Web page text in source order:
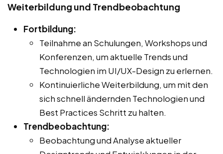
Weiterbildung und Trendbeobachtung
Fortbildung:
Teilnahme an Schulungen, Workshops und
Konferenzen, um aktuelle Trends und
Technologien im UI/UX-Design zu erlernen.
Kontinuierliche Weiterbildung, um mit den
sich schnell ändernden Technologien und
Best Practices Schritt zu halten.
Trendbeobachtung:
Beobachtung und Analyse aktueller